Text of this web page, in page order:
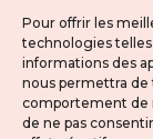
Pour offrir les
technologies
informations des
nous permettra de
comportement de
de ne pas